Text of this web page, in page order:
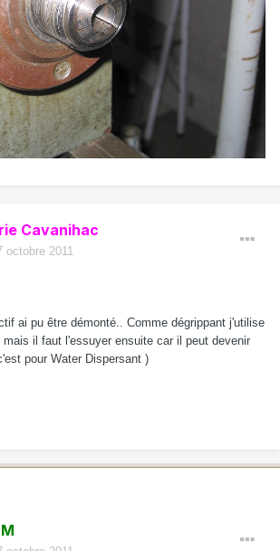
Cavanihac
octobre 2011
ai pu être démonté.. Comme dégrippant j'utilise
il faut l'essuyer ensuite car il peut devenir
pour Water Dispersant )